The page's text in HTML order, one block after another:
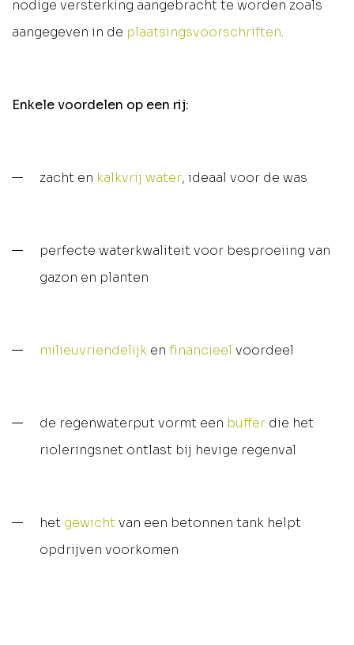
nodige versterking aangebracht te worden zoals
aangegeven in de plaatsingsvoorschriften.
Enkele voordelen op een rij:
zacht en kalkvrij water, ideaal voor de was
perfecte waterkwaliteit voor besproeiing van
gazon en planten
milieuvriendelijk en financieel voordeel
de regenwaterput vormt een buffer die het
rioleringsnet ontlast bij hevige regenval
het gewicht van een betonnen tank helpt
opdrijven voorkomen